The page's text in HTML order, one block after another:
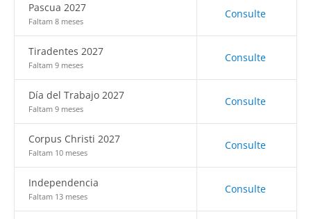
Pascua 2027
Faltam 8 meses
Consulte
Tiradentes 2027
Faltam 9 meses
Consulte
Día del Trabajo 2027
Faltam 9 meses
Consulte
Corpus Christi 2027
Faltam 10 meses
Consulte
Independencia
Faltam 13 meses
Consulte